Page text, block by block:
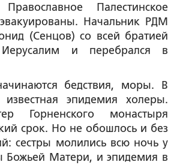
Палестинское
Начальник РДМ
(Сенцов) со всей братией
и перебрался в
бедствия, моры. В
эпидемия холеры.
Горненского монастыря
срок. Но не обошлось и без
сестры молились всю ночь у
Божьей Матери, и эпидемия в